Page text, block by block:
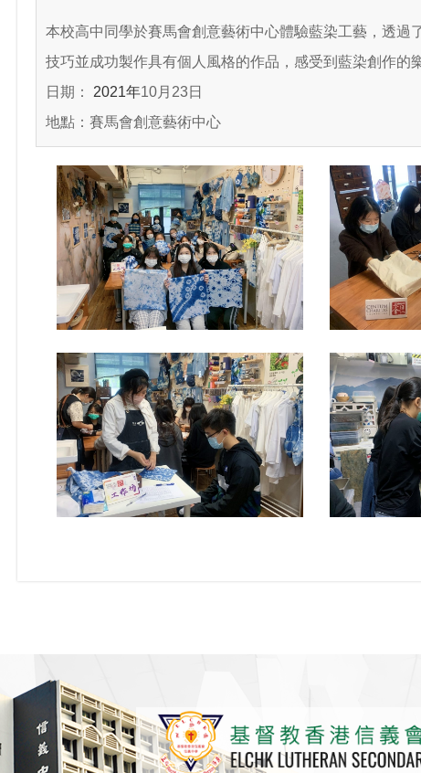
本校高中同學於賽馬會創意藝術中心體驗藍染工藝，透過
技巧並成功製作具有個人風格的作品，感受到藍染創作的
日期： 2021年10月23日
地點：賽馬會創意藝術中心